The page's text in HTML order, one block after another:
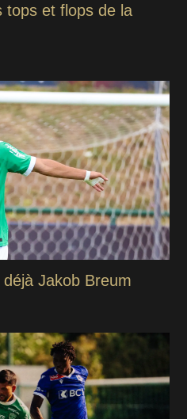
tops et flops de la
Jakob Breum